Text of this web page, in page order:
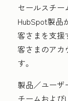
セールスチー
HubSpot製品
客さまを支援
客さまのアカ
す。
製品／ユーザ
チームおよび